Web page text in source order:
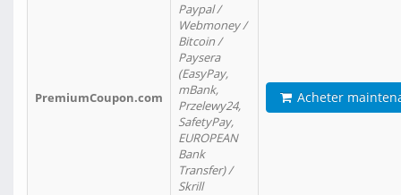
PremiumCoupon.com
Paypal /
Webmoney /
Bitcoin /
Paysera
(EasyPay,
mBank,
Przelewy24,
SafetyPay,
EUROPEAN
Bank
Transfer) /
Skrill
Acheter